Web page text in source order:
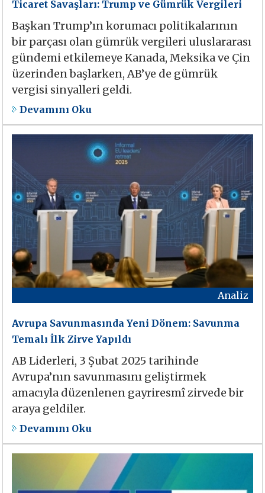
Ticaret Savaşları: Trump ve Gümrük Vergileri
Başkan Trump’ın korumacı politikalarının
bir parçası olan gümrük vergileri uluslararası
gündemi etkilemeye Kanada, Meksika ve Çin
üzerinden başlarken, AB’ye de gümrük
vergisi sinyalleri geldi.
Devamını Oku
Analiz
Avrupa Savunmasında Yeni Dönem: Savunma
Temalı İlk Zirve Yapıldı
AB Liderleri, 3 Şubat 2025 tarihinde
Avrupa’nın savunmasını geliştirmek
amacıyla düzenlenen gayriresmî zirvede bir
araya geldiler.
Devamını Oku